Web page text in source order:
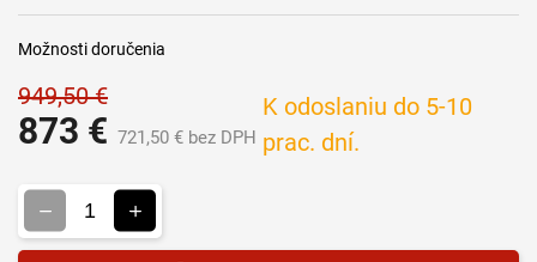
949,50 €
873 € 721,50 € bez DPH
cena:
K odoslaniu do 5-10
prac. dní.
Možnosti doručenia